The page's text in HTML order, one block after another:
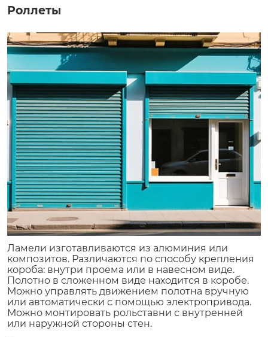
Роллеты
Ламели изготавливаются из алюминия или
композитов. Различаются по способу крепления
короба: внутри проема или в навесном виде.
Полотно в сложенном виде находится в коробе.
Можно управлять движением полотна вручную
или автоматически с помощью электропривода.
Можно монтировать рольставни с внутренней
или наружной стороны стен.